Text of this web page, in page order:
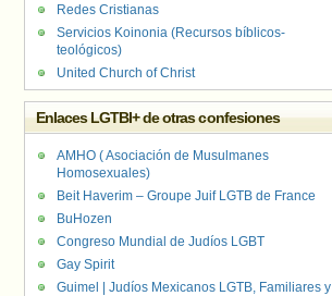
Redes Cristianas
Servicios Koinonia (Recursos bíblicos-
teológicos)
United Church of Christ
Enlaces LGTBI+ de otras confesiones
AMHO ( Asociación de Musulmanes
Homosexuales)
Beit Haverim – Groupe Juif LGTB de France
BuHozen
Congreso Mundial de Judíos LGBT
Gay Spirit
Guimel | Judíos Mexicanos LGTB, Familiares y